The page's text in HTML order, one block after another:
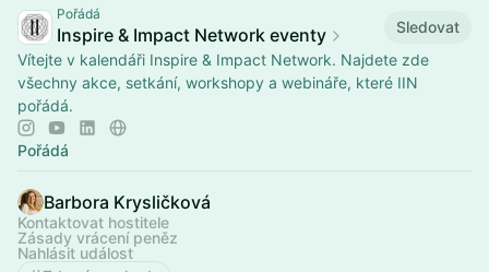
Pořádá
Inspire & Impact Network eventy
Sledovat
Vítejte v kalendáři Inspire & Impact Network. Najdete zde
všechny akce, setkání, workshopy a webináře, které IIN
pořádá.
Pořádá
Barbora Krysličková
Kontaktovat hostitele
Zásady vrácení peněz
Nahlásit událost